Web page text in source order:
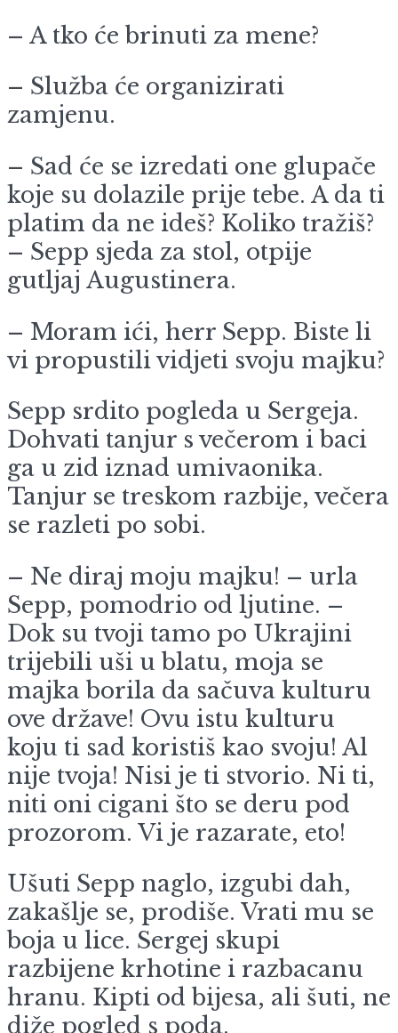
– A tko će brinuti za mene?
– Služba će organizirati
zamjenu.
– Sad će se izredati one glupače
koje su dolazile prije tebe. A da ti
platim da ne ideš? Koliko tražiš?
– Sepp sjeda za stol, otpije
gutljaj Augustinera.
– Moram ići, herr Sepp. Biste li
vi propustili vidjeti svoju majku?
Sepp srdito pogleda u Sergeja.
Dohvati tanjur s večerom i baci
ga u zid iznad umivaonika.
Tanjur se treskom razbije, večera
se razleti po sobi.
– Ne diraj moju majku! – urla
Sepp, pomodrio od ljutine. –
Dok su tvoji tamo po Ukrajini
trijebili uši u blatu, moja se
majka borila da sačuva kulturu
ove države! Ovu istu kulturu
koju ti sad koristiš kao svoju! Al
nije tvoja! Nisi je ti stvorio. Ni ti,
niti oni cigani što se deru pod
prozorom. Vi je razarate, eto!
Ušuti Sepp naglo, izgubi dah,
zakašlje se, prodiše. Vrati mu se
boja u lice. Sergej skupi
razbijene krhotine i razbacanu
hranu. Kipti od bijesa, ali šuti, ne
diže pogled s poda.